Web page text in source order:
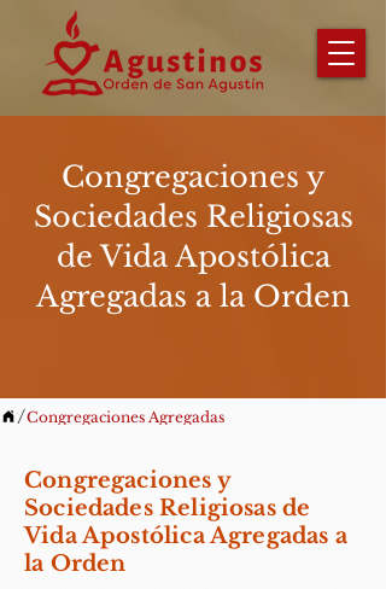
Congregaciones y
Sociedades Religiosas
de Vida Apostólica
Agregadas a la Orden
/Congregaciones Agregadas
Congregaciones y
Sociedades Religiosas de
Vida Apostólica Agregadas a
la Orden